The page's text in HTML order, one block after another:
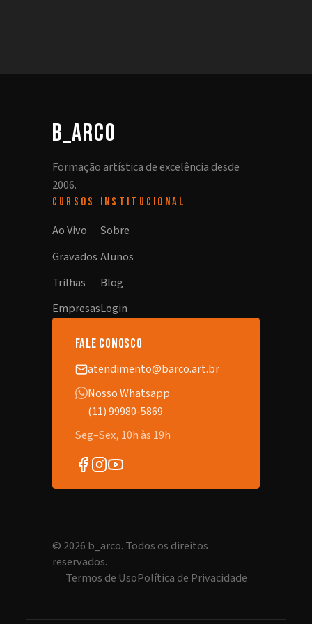
b_arco
Formação artística de excelência desde
2006.
CURSOS
Ao Vivo
Gravados
Trilhas
Empresas
INSTITUCIONAL
Sobre
Alunos
Blog
Login
fale conosco
atendimento@barco.art.br
Nosso Whatsapp
(11) 99980-5869
Seg–Sex, 10h às 19h
© 2026 b_arco. Todos os direitos
reservados.
Termos de UsoPolítica de Privacidade